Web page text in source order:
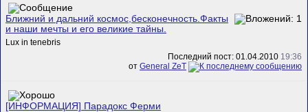
Ближний и дальний космос,бесконечность.Факты
и наши мечты и его великие тайны.
Lux in tenebris
Последний пост: 01.04.2010 19:36
от General ZeT
[ИНФОРМАЦИЯ] Парадокс Ферми